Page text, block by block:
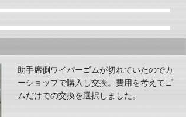
助手席側ワイパーゴムが切れていたのでカ
ーショップで購入し交換。費用を考えてゴ
ムだけでの交換を選択しました。